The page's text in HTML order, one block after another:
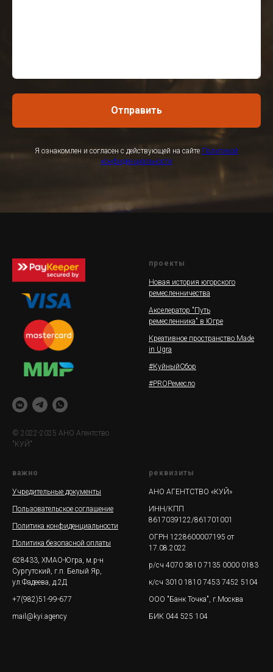
Отправить
Я ознакомлен и согласен с действующей на сайте Политикой
конфиденциальности
© 2022-2025 АНО Агентство
"КУЙ"
проекты
Новая история югорского
ремесленничества
Акселератор "Путь
ремесленника" в Югре
Креативное пространство Made
in Ugra
#КуйныйСбор
#PROРемесло
важно
Учредительные документы
Пользовательское соглашение
Политика конфиденциальности
Политика безопасной оплаты
628433, ХМАО-Югра, м.р-н
Сургутский, г.п. Белый Яр,
ул.Фадеева, д.2Д
+7(982)51-99-677
mail@kyi.agency
реквизиты
АНО АГЕНТСТВО «КУЙ»
ИНН/КПП
8617039122/861701001
ОГРН 1228600007195 от
17.08.2022
р/сч 4070 3810 7135 0000 0183
к/сч 3010 1810 7453 7452 5104
ООО "Банк Точка", г.Москва
БИК 044 525 104